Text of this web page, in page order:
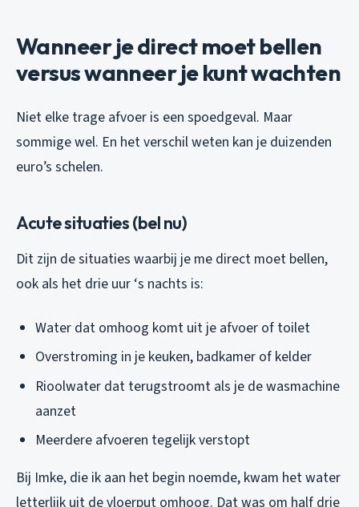
Wanneer je direct moet bellen
versus wanneer je kunt wachten
Niet elke trage afvoer is een spoedgeval. Maar
sommige wel. En het verschil weten kan je duizenden
euro’s schelen.
Acute situaties (bel nu)
Dit zijn de situaties waarbij je me direct moet bellen,
ook als het drie uur ‘s nachts is:
Water dat omhoog komt uit je afvoer of toilet
Overstroming in je keuken, badkamer of kelder
Rioolwater dat terugstroomt als je de wasmachine
aanzet
Meerdere afvoeren tegelijk verstopt
Bij Imke, die ik aan het begin noemde, kwam het water
letterlijk uit de vloerput omhoog. Dat was om half drie